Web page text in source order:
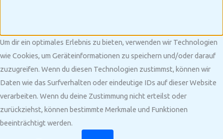
Um dir ein optimales Erlebnis zu bieten, verwenden wir Technologien
wie Cookies, um Geräteinformationen zu speichern und/oder darauf
zuzugreifen. Wenn du diesen Technologien zustimmst, können wir
Daten wie das Surfverhalten oder eindeutige IDs auf dieser Website
verarbeiten. Wenn du deine Zustimmung nicht erteilst oder
zurückziehst, können bestimmte Merkmale und Funktionen
beeinträchtigt werden.